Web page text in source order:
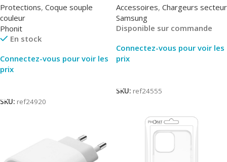
Protections, Coque souple
couleur
Phonit
En stock
Connectez-vous pour voir les
prix
SKU: ref24920
Packaging Original
Accessoires, Chargeurs secteur
Samsung
Disponible sur commande
Connectez-vous pour voir les
prix
SKU: ref24555